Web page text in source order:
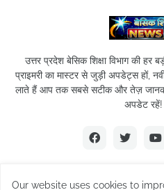
उत्तर प्रदेश बेसिक शिक्षा विभाग की
प्राइमरी का मास्टर से जुड़ी अपडेट्स हों,
लाते हैं आप तक सबसे सटीक और तेज़
अपडेट
Our website uses cookies to